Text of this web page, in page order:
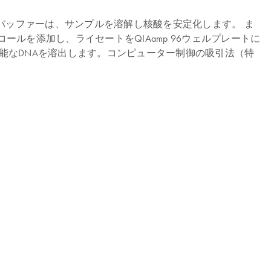
ファーは、サンプルを溶解し核酸を安定化します。 ま
ルを添加し、ライセートをQIAamp 96ウェルプレートに
DNAを溶出します。コンピューター制御の吸引法（特